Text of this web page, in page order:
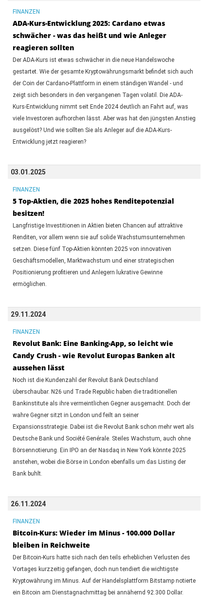
FINANZEN
ADA-Kurs-Entwicklung 2025: Cardano etwas
schwächer - was das heißt und wie Anleger
reagieren sollten
Der ADA-Kurs ist etwas schwächer in die neue Handelswoche
gestartet. Wie der gesamte Kryptowährungsmarkt befindet sich auch
der Coin der Cardano-Plattform in einem ständigen Wandel - und
zeigt sich besonders in den vergangenen Tagen volatil. Die ADA-
Kurs-Entwicklung nimmt seit Ende 2024 deutlich an Fahrt auf, was
viele Investoren aufhorchen lässt. Aber was hat den jüngsten Anstieg
ausgelöst? Und wie sollten Sie als Anleger auf die ADA-Kurs-
Entwicklung jetzt reagieren?
03.01.2025
FINANZEN
5 Top-Aktien, die 2025 hohes Renditepotenzial
besitzen!
Langfristige Investitionen in Aktien bieten Chancen auf attraktive
Renditen, vor allem wenn sie auf solide Wachstumsunternehmen
setzen. Diese fünf Top-Aktien könnten 2025 von innovativen
Geschäftsmodellen, Marktwachstum und einer strategischen
Positionierung profitieren und Anlegern lukrative Gewinne
ermöglichen.
29.11.2024
FINANZEN
Revolut Bank: Eine Banking-App, so leicht wie
Candy Crush - wie Revolut Europas Banken alt
aussehen lässt
Noch ist die Kundenzahl der Revolut Bank Deutschland
überschaubar. N26 und Trade Republic haben die traditionellen
Bankinstitute als ihre vermeintlichen Gegner ausgemacht. Doch der
wahre Gegner sitzt in London und feilt an seiner
Expansionsstrategie. Dabei ist die Revolut Bank schon mehr wert als
Deutsche Bank und Société Genérale. Steiles Wachstum, auch ohne
Börsennotierung. Ein IPO an der Nasdaq in New York könnte 2025
anstehen, wobei die Börse in London ebenfalls um das Listing der
Bank buhlt.
26.11.2024
FINANZEN
Bitcoin-Kurs: Wieder im Minus - 100.000 Dollar
bleiben in Reichweite
Der Bitcoin-Kurs hatte sich nach den teils erheblichen Verlusten des
Vortages kurzzeitig gefangen, doch nun tendiert die wichtigste
Kryptowährung im Minus. Auf der Handelsplattform Bitstamp notierte
ein Bitcoin am Dienstagnachmittag bei annähernd 92.300 Dollar.